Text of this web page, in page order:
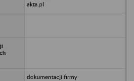
akta.pl
dokumentacji firmy